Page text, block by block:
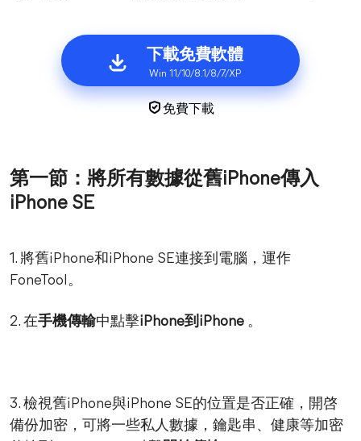
下載免費軟體
Win 11/10/8.1/8/7/XP
免費下載
第一節：將所有數據從舊iPhone傳入
iPhone SE
1. 將舊iPhone和iPhone SE連接到電腦，運作
FoneTool。
2. 在手機傳輸中點擊iPhone到iPhone 。
3. 檢視舊iPhone與iPhone SE的位置是否正確，開啓
備份加密，可將一些私人數據，鑰匙串、健康等加密